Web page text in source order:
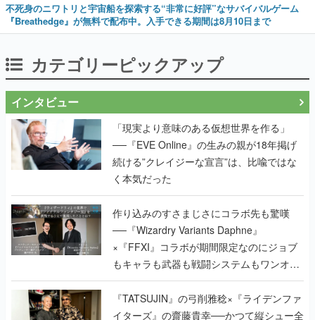
不死身のニワトリと宇宙船を探索する“非常に好評”なサバイバルゲーム
『Breathedge』が無料で配布中。入手できる期間は8月10日まで
カテゴリーピックアップ
インタビュー
「現実より意味のある仮想世界を作る」
──『EVE Online』の生みの親が18年掲げ
続ける”クレイジーな宣言”は、比喩ではな
く本気だった
作り込みのすさまじさにコラボ先も驚嘆
──『Wizardry Variants Daphne』
×『FFXI』コラボが期間限定なのにジョブ
もキャラも武器も戦闘システムもワンオフ
で作り込まれた理由を両ディレクターに聞
く
『TATSUJIN』の弓削雅稔×『ライデンファ
イターズ』の齋藤貴幸──かつて縦シュー全